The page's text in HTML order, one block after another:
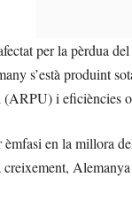
per la pèrdua
s’està produint
i eficiències
en la millora